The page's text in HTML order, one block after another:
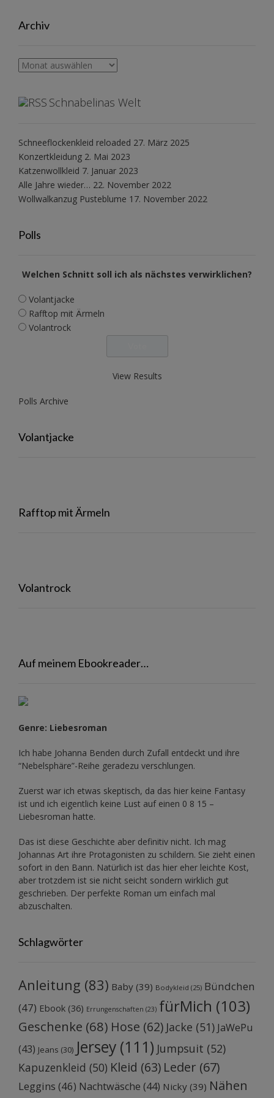
Archiv
Archiv
Schnabelinas Welt
Schneeflockenkleid reloaded 27. März 2025
Konzertkleidung 2. Mai 2023
Katzenwollkleid 7. Januar 2023
Alle Jahre wieder… 22. November 2022
Wollwalkanzug Pusteblume 17. November 2022
Polls
Welchen Schnitt soll ich als nächstes verwirklichen?
Volantjacke
Rafftop mit Ärmeln
Volantrock
View Results
Polls Archive
Volantjacke
Rafftop mit Ärmeln
Volantrock
Auf meinem Ebookreader…
Genre: Liebesroman
Ich habe Johanna Benden durch Zufall entdeckt und ihre
“Nebelsphäre”-Reihe geradezu verschlungen.
Zuerst war ich etwas skeptisch, da das hier keine Fantasy
ist und ich eigentlich keine Lust auf einen 0 8 15 –
Liebesroman hatte.
Das ist diese Geschichte aber definitiv nicht. Ich mag
Johannas Art ihre Protagonisten zu schildern. Sie zieht einen
sofort in den Bann. Natürlich ist das hier eher leichte Kost,
aber trotzdem ist sie nicht seicht sondern wirklich gut
geschrieben. Der perfekte Roman um einfach mal
abzuschalten.
Schlagwörter
Anleitung (83) Baby (39) Bodykleid (25) Bündchen
(47) Ebook (36) Errungenschaften (23) fürMich (103)
Geschenke (68) Hose (62) Jacke (51) JaWePu
(43) Jeans (30) Jersey (111) Jumpsuit (52)
Kapuzenkleid (50) Kleid (63) Leder (67)
Leggins (46) Nachtwäsche (44) Nicky (39) Nähen